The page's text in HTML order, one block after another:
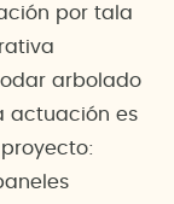
por tala
arbolado
actuación es